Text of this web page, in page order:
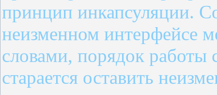
принцип инкапсуляции.
неизменном интерфейсе
словами, порядок работы
старается оставить